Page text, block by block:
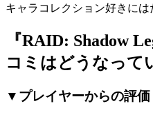
キャラコレクション好きには
『RAID: Shadow
コミはどうなって
▼プレイヤーからの評価